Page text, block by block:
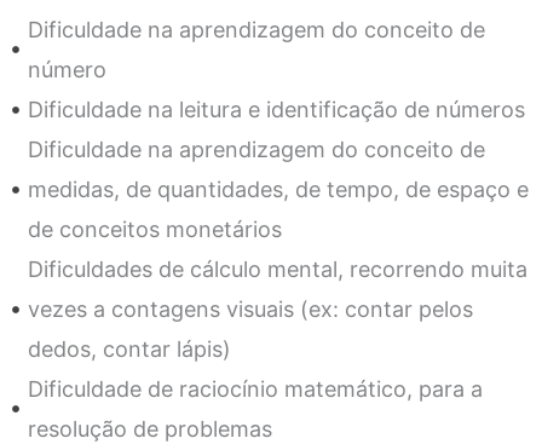
Dificuldade na aprendizagem do conceito de
número
Dificuldade na leitura e identificação de números
Dificuldade na aprendizagem do conceito de
medidas, de quantidades, de tempo, de espaço e
de conceitos monetários
Dificuldades de cálculo mental, recorrendo muita
vezes a contagens visuais (ex: contar pelos
dedos, contar lápis)
Dificuldade de raciocínio matemático, para a
resolução de problemas